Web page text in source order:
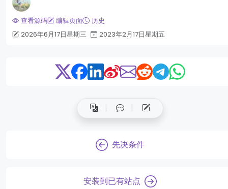
查看源码 编辑页面
历史
2026年6月17日星期三
2023年2月17日星期五
先决条件
安装到已有站点